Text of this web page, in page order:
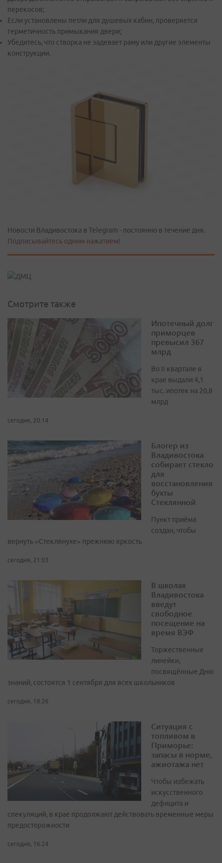
перекосов;
Если установлены петли для душевых кабин, проверяется
герметичность примыкания двери;
Убедитесь, что створка не задевает раму или другие элементы
конструкции.
Новости Владивостока в Telegram - постоянно в течение дня.
Подписывайтесь одним нажатием!
Смотрите также
Ипотечный долг
приморцев
превысил 367
млрд
Во II квартале в
крае выдали 4,1
тыс. ипотек на 20,8
млрд
сегодня, 20:14
Блогер из
Владивостока
собирает стекло
для
восстановления
бухты
Стеклянной
Пункт приёма
создан, чтобы
вернуть «Стеклянухе» прежнюю яркость
сегодня, 21:03
В школах
Владивостока
введут
свободное
посещение на
время ВЭФ
Торжественные
линейки,
посвящённые Дню
знаний, состоятся 1 сентября для всех школьников
сегодня, 18:26
Ситуация с
топливом в
Приморье:
запасы в норме,
ажиотажа нет
Чтобы избежать
искусственного
дефицита и
спекуляций, в крае продолжают действовать временные меры
предосторожности
сегодня, 16:24